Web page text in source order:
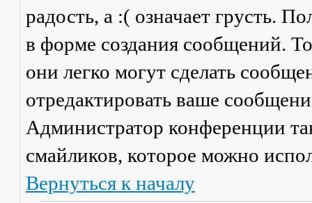
радость, а :( означает грусть.
в форме создания сообщений.
они легко могут сделать
отредактировать ваше
Администратор конференции
смайликов, которое можно
Вернуться к началу